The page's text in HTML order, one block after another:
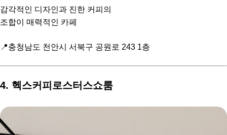
감각적인 디자인과 진한 커피의
조합이 매력적인 카페
📍충청남도 천안시 서북구 공원로 243 1층
4. 헥스커피로스터스쇼룸